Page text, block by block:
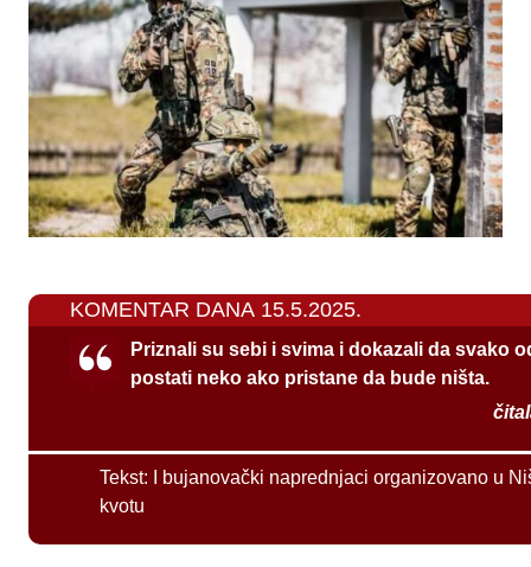
KOMENTAR DANA 15.5.2025.
Priznali su sebi i svima i dokazali da svako
postati neko ako pristane da bude ništa.
Tekst:
I bujanovački naprednjaci organizovano u
kvotu